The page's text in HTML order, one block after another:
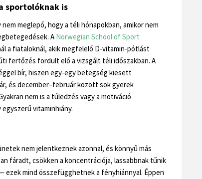
sportolóknak is
meglepő, hogy a téli hónapokban, amikor nem
A Norwegian School of Sport
a fiataloknál, akik megfelelő D-vitamin-pótlást
fertőzés fordult elő a vizsgált téli időszakban. A
bír, hiszen egy-egy betegség kiesett
és december–február között sok gyerek
nem is a túledzés vagy a motiváció
vitaminhiány.
nem jelentkeznek azonnal, és könnyű más
fáradt, csökken a koncentrációja, lassabbnak tűnik
ezek mind összefügghetnek a fényhiánnyal. Éppen